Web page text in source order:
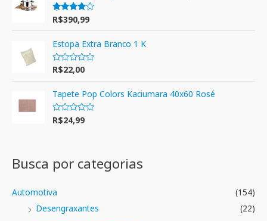
Avaliação
4.00
de 5
R$390,99
Estopa Extra Branco 1 K
A
l
i
a
ã
5
R$22,00
Tapete Pop Colors Kaciumara 40x60 Rosé
A
ç
ã
d
5
R$24,99
Busca por categorias
Automotiva
(154)
Desengraxantes
(22)